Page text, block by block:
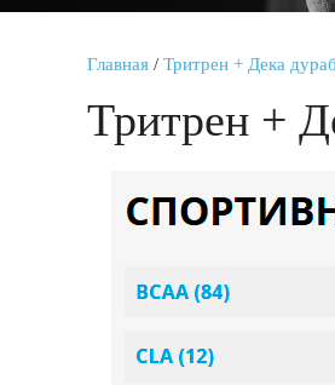
Главная / Тритрен + Дека
Тритрен +